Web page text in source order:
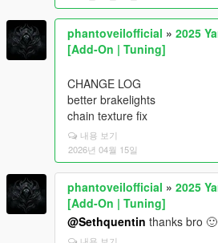
phantoveilofficial » 2025
[Add-On | Tuning]
CHANGE LOG
better brakelights
chain texture fix
내용 보기
2026년 04월 15일
phantoveilofficial » 2025
[Add-On | Tuning]
@Sethquentin thanks bro
내용 보기